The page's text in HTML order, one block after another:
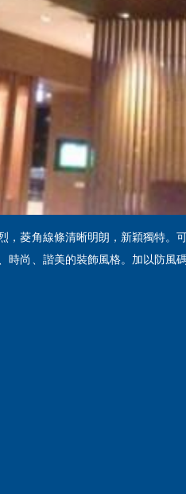
，菱角線條清晰明朗，新穎獨特。
尚、諧美的裝飾風格。加以防風